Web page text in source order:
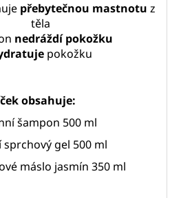
přebytečnou mastnotu z
těla
nedráždí pokožku
pokožku
obsahuje:
šampon 500 ml
sprchový gel 500 ml
máslo jasmín 350 ml